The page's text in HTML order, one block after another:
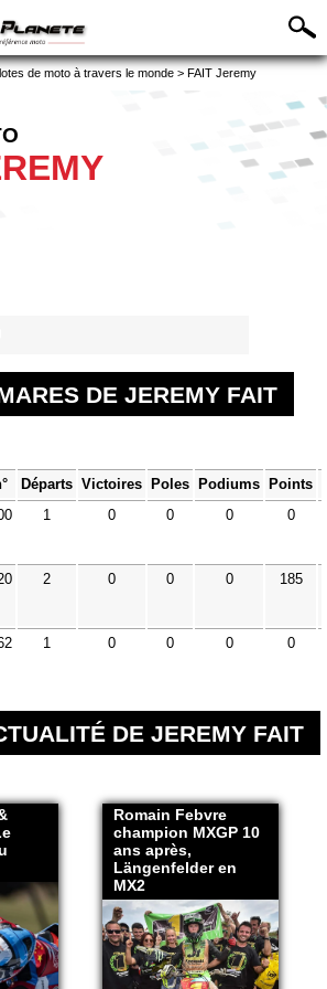
de moto à travers le monde > FAIT Jeremy
DE JEREMY FAIT
Départs Victoires Poles Podiums Points
1 0 0 0 0
2 0 0 0 185
1 0 0 0 0
DE JEREMY FAIT
Romain Febvre
champion MXGP 10
ans après,
Längenfelder en
MX2